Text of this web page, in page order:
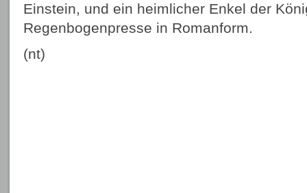
Einstein, und ein heimlicher Enkel der
Regenbogenpresse in Romanform.
(nt)